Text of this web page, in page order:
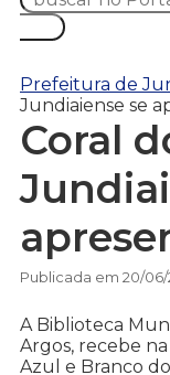
Prefeitura de
Jundiaiense se
Coral
Publicada em 20/06/
A Biblioteca
Argos, recebe
Azul e Branco